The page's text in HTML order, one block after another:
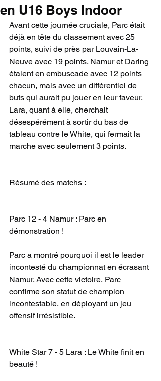
en U16 Boys Indoor
Avant cette journée cruciale, Parc était
déjà en tête du classement avec 25
points, suivi de près par Louvain-La-
Neuve avec 19 points. Namur et Daring
étaient en embuscade avec 12 points
chacun, mais avec un différentiel de
buts qui aurait pu jouer en leur faveur.
Lara, quant à elle, cherchait
désespérément à sortir du bas de
tableau contre le White, qui fermait la
marche avec seulement 3 points.
Résumé des matchs :
Parc 12 - 4 Namur : Parc en
démonstration !
Parc a montré pourquoi il est le leader
incontesté du championnat en écrasant
Namur. Avec cette victoire, Parc
confirme son statut de champion
incontestable, en déployant un jeu
offensif irrésistible.
White Star 7 - 5 Lara : Le White finit en
beauté !